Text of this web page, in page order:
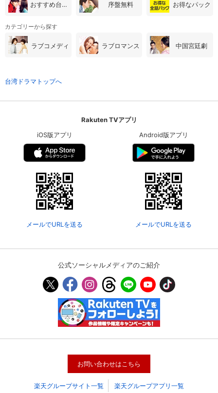
会員情報
決済方法変更 決済方法の変更が可能です。
おすすめ台湾・中国ドラマ 序盤無料 お得なパック
カテゴリーから探す
ラブコメディ ラブロマンス 中国宮廷劇
台湾ドラマトップへ
Rakuten TVアプリ
iOS版アプリ
メールでURLを送る
Android版アプリ
メールでURLを送る
公式ソーシャルメディアのご紹介
お問い合わせはこちら
楽天グループサイト一覧 楽天グループアプリ一覧